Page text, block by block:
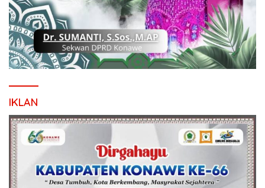
IKLAN